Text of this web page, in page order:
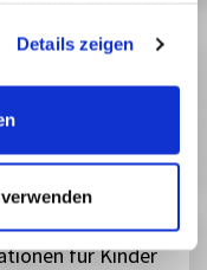
nutzen.
Details zeigen
und
für Kinder